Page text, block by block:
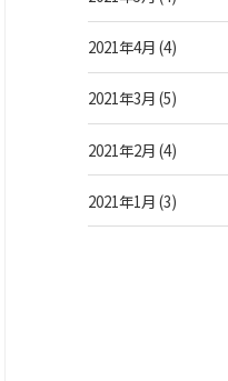
2021年4月 (4)
2021年3月 (5)
2021年2月 (4)
2021年1月 (3)